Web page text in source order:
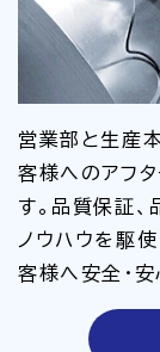
営業部と生産
客様へのアフ
す。品質保証
ノウハウを駆
客様へ安全・